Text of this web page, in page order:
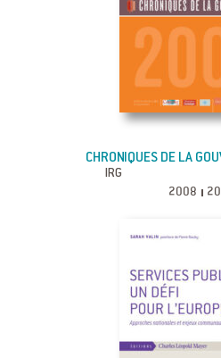
CHRONIQUES DE LA
IRG
2008